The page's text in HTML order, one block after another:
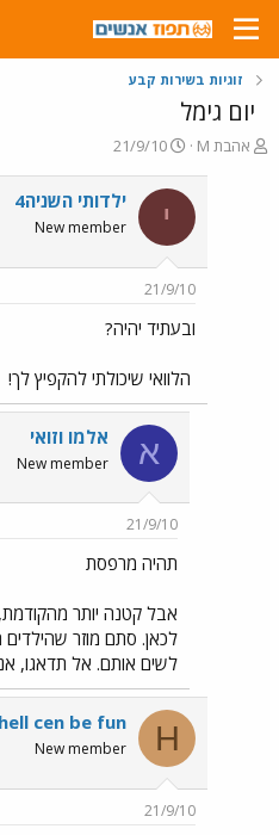
זוגיות בשירות קבע
יום גימל
פ
אהבת M
פ
ר
ס
ב
א
י
21/9/10
י ילדותי השניה4
New member
21/9/10
ובעתיד יהיה?
הלוואי שיכולתי להקפיץ לך!
א אלמו וזואי
New member
21/9/10
תהיה מרפסת
אבל קטנה יותר
לכאן. סתם מוזר שהילדים
לשים אותם. אל תדאגו,
H
hell cen be fun
New member
21/9/10